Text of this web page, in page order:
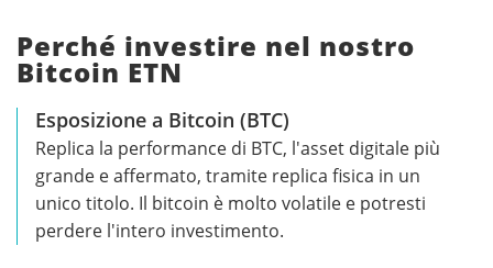
Perché investire nel nostro
Bitcoin ETN
Esposizione a Bitcoin (BTC)
Replica la performance di BTC, l'asset digitale più
grande e affermato, tramite replica fisica in un
unico titolo. Il bitcoin è molto volatile e potresti
perdere l'intero investimento.